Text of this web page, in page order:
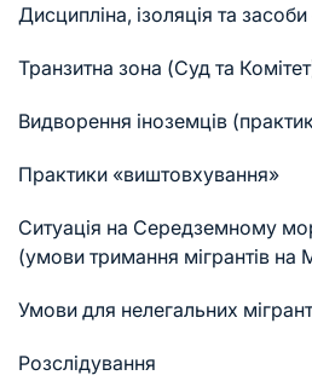
Дисципліна, ізоляція та
Транзитна зона (Суд та
Видворення іноземців
Практики «виштовхування»
Ситуація на Середземному
(умови тримання мігрантів на
Умови для нелегальних
Розслідування